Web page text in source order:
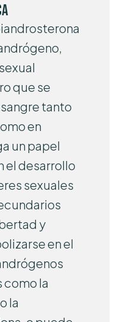
que se
tanto
en
un papel
el desarrollo
sexuales
y
en el
como la
la